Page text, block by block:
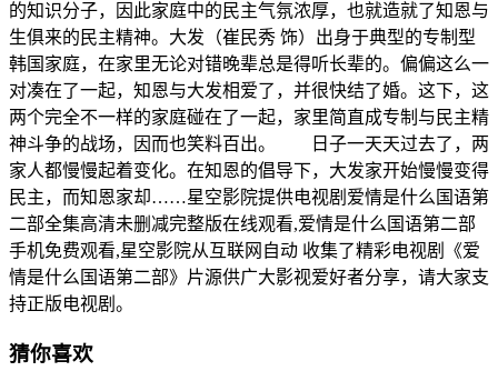
的知识分子，因此家庭中的民主气氛浓厚，也就造就了知恩与
生俱来的民主精神。大发（崔民秀 饰）出身于典型的专制型
韩国家庭，在家里无论对错晚辈总是得听长辈的。偏偏这么一
对凑在了一起，知恩与大发相爱了，并很快结了婚。这下，这
两个完全不一样的家庭碰在了一起，家里简直成专制与民主精
神斗争的战场，因而也笑料百出。 日子一天天过去了，两
家人都慢慢起着变化。在知恩的倡导下，大发家开始慢慢变得
民主，而知恩家却……星空影院提供电视剧爱情是什么国语第
二部全集高清未删减完整版在线观看,爱情是什么国语第二部
手机免费观看,星空影院从互联网自动 收集了精彩电视剧《爱
情是什么国语第二部》片源供广大影视爱好者分享，请大家支
持正版电视剧。
猜你喜欢